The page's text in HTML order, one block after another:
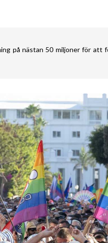
på nästan 50 miljoner för att